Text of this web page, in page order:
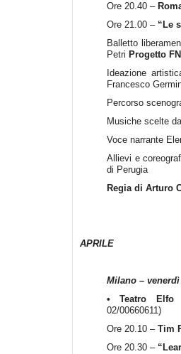
Ore 20.40 –
Ore 21.00 – “Le
Balletto
Petri Progetto
Ideazione
Francesco
Percorso
Musiche scelte
Voce narrante
Allievi e
di Perugia
Regia di Arturo
APRILE
Milano –
• Teatro Elfo
02/00660611)
Ore 20.10 – Tim
Ore 20.30 –